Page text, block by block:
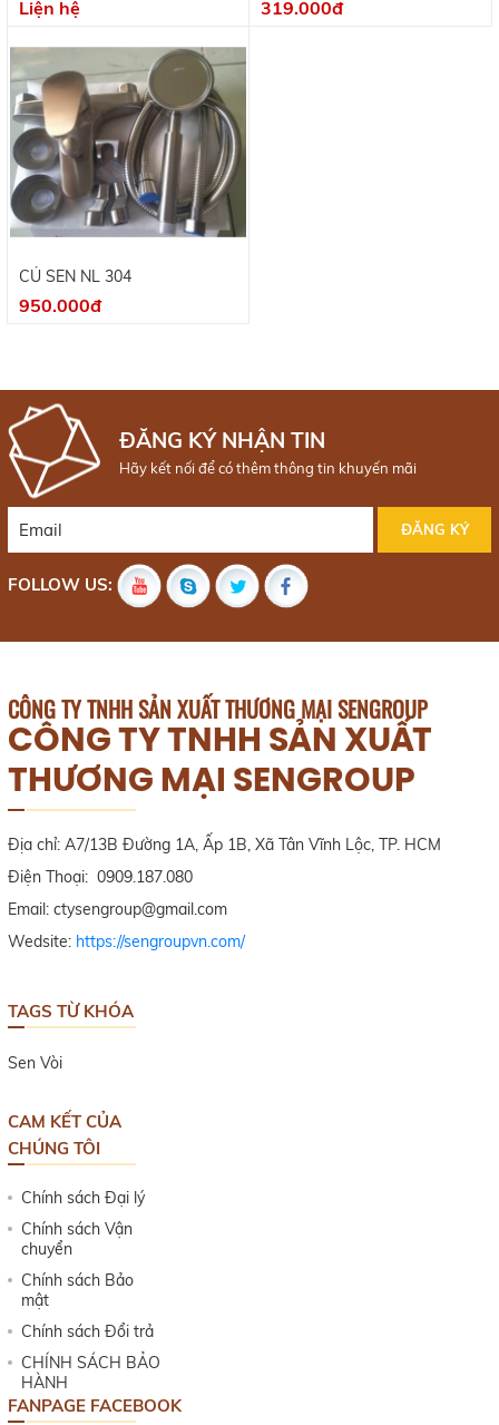
Liện hệ 319.000đ
CỦ SEN NL 304
950.000đ
ĐĂNG KÝ NHẬN TIN
Hãy kết nối để có thêm thông tin khuyến mãi
FOLLOW US:
CÔNG TY TNHH SẢN XUẤT THƯƠNG MẠI SENGROUP
CÔNG TY TNHH SẢN XUẤT
THƯƠNG MẠI SENGROUP
Địa chỉ: A7/13B Đường 1A, Ấp 1B, Xã Tân Vĩnh Lộc, TP. HCM
Điện Thoại: 0909.187.080
Email: ctysengroup@gmail.com
Wedsite: https://sengroupvn.com/
TAGS TỪ KHÓA
Sen Vòi
CAM KẾT CỦA
CHÚNG TÔI
Chính sách Đại lý
Chính sách Vận
chuyển
Chính sách Bảo
mật
Chính sách Đổi trả
CHÍNH SÁCH BẢO
HÀNH
FANPAGE FACEBOOK